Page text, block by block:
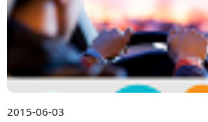
2015-06-03